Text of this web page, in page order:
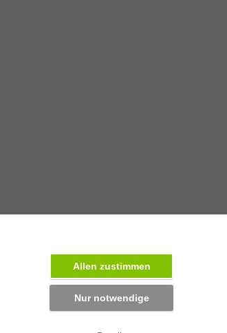
Allen zustimmen
Nur notwendige